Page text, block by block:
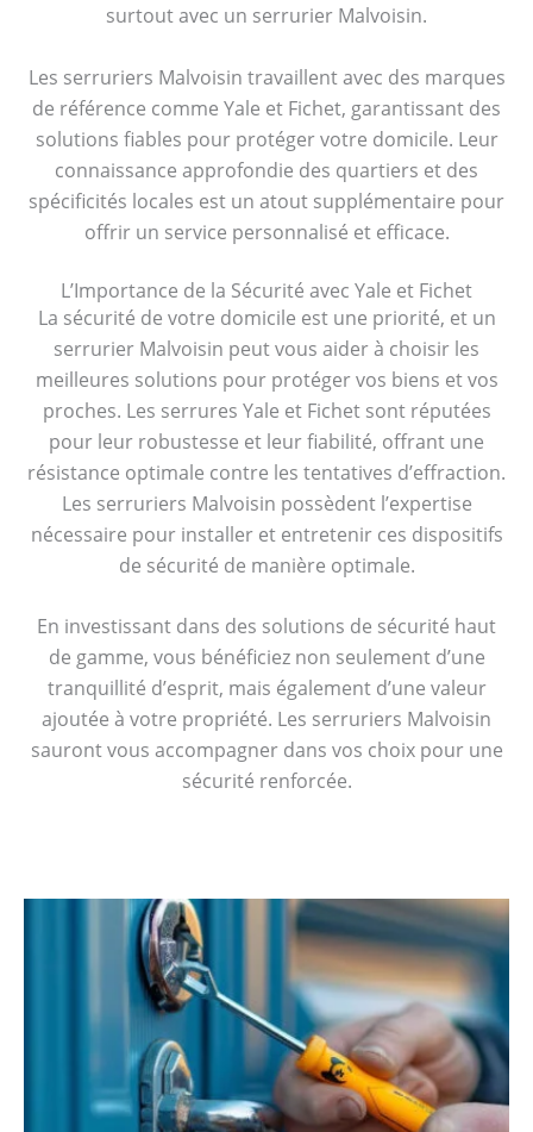
surtout avec un serrurier Malvoisin.
Les serruriers Malvoisin travaillent avec des marques
de référence comme Yale et Fichet, garantissant des
solutions fiables pour protéger votre domicile. Leur
connaissance approfondie des quartiers et des
spécificités locales est un atout supplémentaire pour
offrir un service personnalisé et efficace.
L’Importance de la Sécurité avec Yale et Fichet
La sécurité de votre domicile est une priorité, et un
serrurier Malvoisin peut vous aider à choisir les
meilleures solutions pour protéger vos biens et vos
proches. Les serrures Yale et Fichet sont réputées
pour leur robustesse et leur fiabilité, offrant une
résistance optimale contre les tentatives d’effraction.
Les serruriers Malvoisin possèdent l’expertise
nécessaire pour installer et entretenir ces dispositifs
de sécurité de manière optimale.
En investissant dans des solutions de sécurité haut
de gamme, vous bénéficiez non seulement d’une
tranquillité d’esprit, mais également d’une valeur
ajoutée à votre propriété. Les serruriers Malvoisin
sauront vous accompagner dans vos choix pour une
sécurité renforcée.